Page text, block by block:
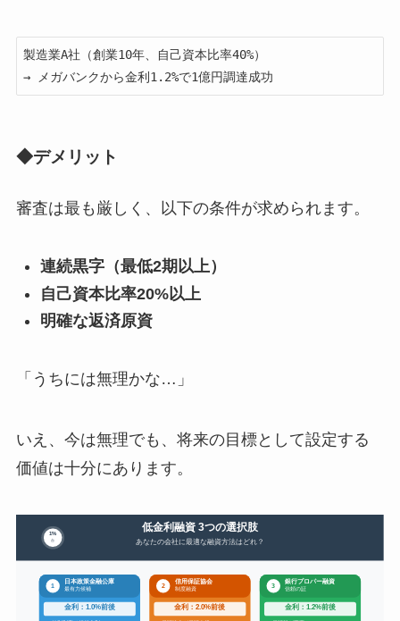
製造業A社（創業10年、自己資本比率40%）
→ メガバンクから金利1.2%で1億円調達成功
◆デメリット
審査は最も厳しく、以下の条件が求められます。
連続黒字（最低2期以上）
自己資本比率20%以上
明確な返済原資
「うちには無理かな…」
いえ、今は無理でも、将来の目標として設定する
価値は十分にあります。